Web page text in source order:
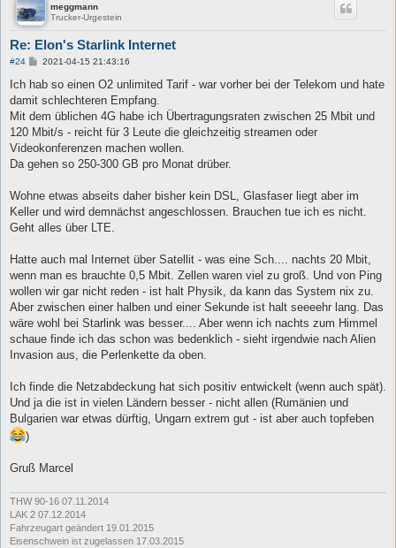
meggmann
Trucker-Urgestein
Re: Elon's Starlink Internet
#24
B
i
a
2021-04-15 21:43:16
Ich hab so einen O2 unlimited Tarif - war vorher bei der Telekom und hate
damit schlechteren Empfang.
Mit dem üblichen 4G habe ich Übertragungsraten zwischen 25 Mbit und
120 Mbit/s - reicht für 3 Leute die gleichzeitig streamen oder
Videokonferenzen machen wollen.
Da gehen so 250-300 GB pro Monat drüber.
Wohne etwas abseits daher bisher kein DSL, Glasfaser liegt aber im
Keller und wird demnächst angeschlossen. Brauchen tue ich es nicht.
Geht alles über LTE.
Hatte auch mal Internet über Satellit - was eine Sch.... nachts 20 Mbit,
wenn man es brauchte 0,5 Mbit. Zellen waren viel zu groß. Und von Ping
wollen wir gar nicht reden - ist halt Physik, da kann das System nix zu.
Aber zwischen einer halben und einer Sekunde ist halt seeeehr lang. Das
wäre wohl bei Starlink was besser.... Aber wenn ich nachts zum Himmel
schaue finde ich das schon was bedenklich - sieht irgendwie nach Alien
Invasion aus, die Perlenkette da oben.
Ich finde die Netzabdeckung hat sich positiv entwickelt (wenn auch spät).
Und ja die ist in vielen Ländern besser - nicht allen (Rumänien und
Bulgarien war etwas dürftig, Ungarn extrem gut - ist aber auch topfeben
)
Gruß Marcel
THW 90-16 07.11.2014
LAK 2 07.12.2014
Fahrzeugart geändert 19.01.2015
Eisenschwein ist zugelassen 17.03.2015